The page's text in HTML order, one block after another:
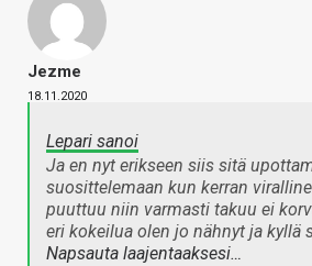
Jezme
18.11.2020
Lepari sanoi
Ja en nyt erikseen siis sitä
suosittelemaan kun kerran
puuttuu niin varmasti takuu ei
eri kokeilua olen jo nähnyt ja kyllä
Napsauta laajentaaksesi…